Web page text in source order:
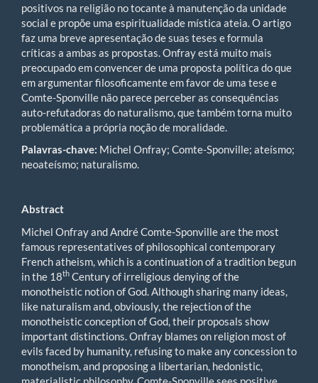
positivos na religião no tocante à manutenção da unidade
social e propõe uma espiritualidade mística ateia. O artigo
faz uma breve apresentação de suas teses e formula
críticas a ambas as propostas. Onfray está muito mais
preocupado em convencer de uma proposta política do que
em argumentar filosoficamente em favor de uma tese e
Comte-Sponville não parece perceber as consequências
auto-refutadoras do naturalismo, que também torna muito
problemática a própria noção de moralidade.
Palavras-chave: Michel Onfray; Comte-Sponville; ateísmo;
neoateísmo; naturalismo.
Abstract
Michel Onfray and André Comte-Sponville are the most
famous representatives of philosophical contemporary
French atheism, which is a continuation of a tradition begun
in the 18th Century of irreligious denying of the
monotheistic notion of God. Although sharing many ideas,
like naturalism and, obviously, the rejection of the
monotheistic conception of God, their proposals show
important distinctions. Onfray blames on religion most of
evils faced by humanity, refusing to make any concession to
monotheism, and proposing a libertarian, hedonistic,